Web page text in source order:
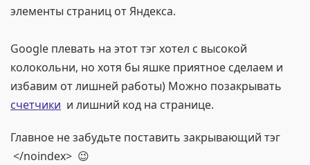
элементы страниц от Яндекса.
Google плевать на этот тэг хотел с высокой
колокольни, но хотя бы яшке приятное сделаем и
избавим от лишней работы) Можно позакрывать
счетчики и лишний код на странице.
Главное не забудьте поставить закрывающий тэг
</noindex> 😉